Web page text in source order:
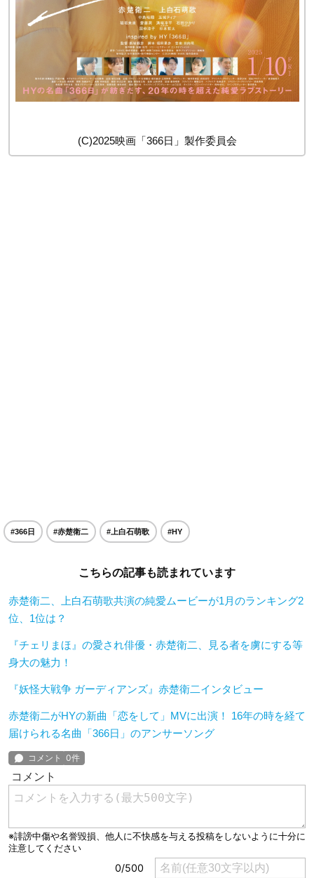
(C)2025映画「366日」製作委員会
#366日 #赤楚衛二 #上白石萌歌 #HY
こちらの記事も読まれています
赤楚衛二、上白石萌歌共演の純愛ムービーが1月のランキング2
位、1位は？
『チェリまほ』の愛され俳優・赤楚衛二、見る者を虜にする等
身大の魅力！
『妖怪大戦争 ガーディアンズ』赤楚衛二インタビュー
赤楚衛二がHYの新曲「恋をして」MVに出演！ 16年の時を経て
届けられる名曲「366日」のアンサーソング